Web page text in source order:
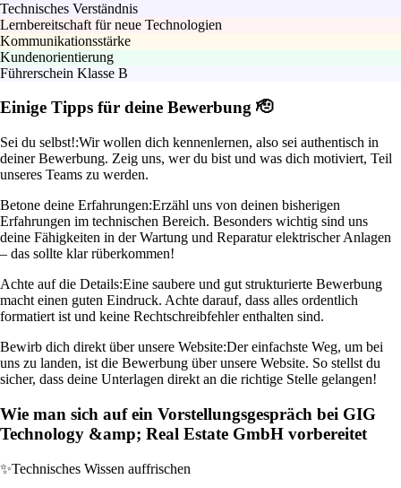
Technisches Verständnis
Lernbereitschaft für neue Technologien
Kommunikationsstärke
Kundenorientierung
Führerschein Klasse B
Einige Tipps für deine Bewerbung 🫡
Sei du selbst!:Wir wollen dich kennenlernen, also sei authentisch in
deiner Bewerbung. Zeig uns, wer du bist und was dich motiviert, Teil
unseres Teams zu werden.
Betone deine Erfahrungen:Erzähl uns von deinen bisherigen
Erfahrungen im technischen Bereich. Besonders wichtig sind uns
deine Fähigkeiten in der Wartung und Reparatur elektrischer Anlagen
– das sollte klar rüberkommen!
Achte auf die Details:Eine saubere und gut strukturierte Bewerbung
macht einen guten Eindruck. Achte darauf, dass alles ordentlich
formatiert ist und keine Rechtschreibfehler enthalten sind.
Bewirb dich direkt über unsere Website:Der einfachste Weg, um bei
uns zu landen, ist die Bewerbung über unsere Website. So stellst du
sicher, dass deine Unterlagen direkt an die richtige Stelle gelangen!
Wie man sich auf ein Vorstellungsgespräch bei GIG
Technology &amp; Real Estate GmbH vorbereitet
✨Technisches Wissen auffrischen